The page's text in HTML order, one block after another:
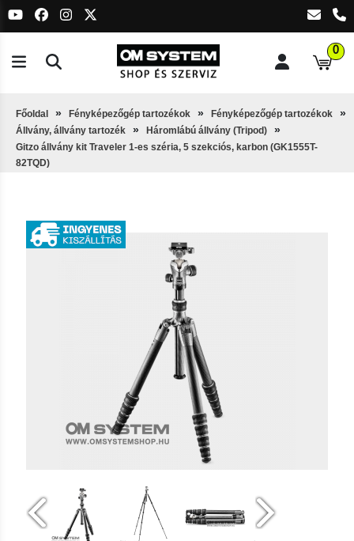
0
Főoldal Fényképezőgép tartozékok
Fényképezőgép tartozékok
Állvány, állvány tartozék
Háromlábú állvány (Tripod)
Gitzo állvány kit Traveler 1-es széria, 5 szekciós, karbon (GK1555T-
82TQD)